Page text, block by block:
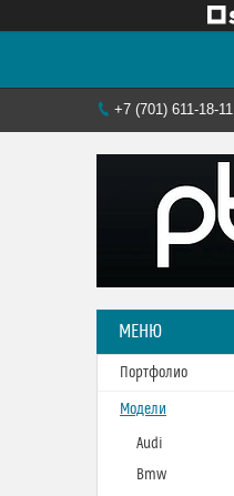
+7 (701) 611-18-11
Портфолио
Модели
Audi
Bmw